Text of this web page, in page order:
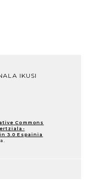
IKUSI
Commons
3.0 Espainia